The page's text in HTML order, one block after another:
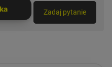
Zadaj pytanie